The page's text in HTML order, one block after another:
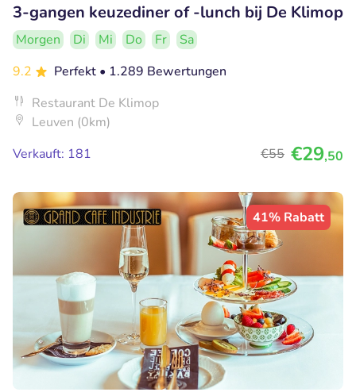
3-gangen keuzediner of -lunch bij De Klimop
Morgen Di Mi Do Fr
Sa
9.2
Perfekt • 1.289 Bewertungen
Restaurant De Klimop
Leuven (0km)
Verkauft: 181
€55 €29,50
41% Rabatt